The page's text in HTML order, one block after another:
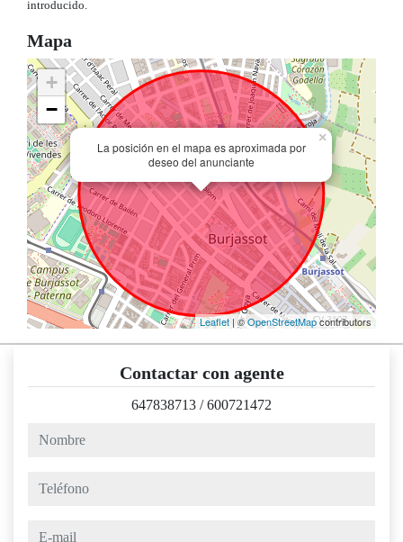
introducido.
Mapa
La posición en el mapa es aproximada por
deseo del anunciante
×
+
−
Leaflet | ©OpenStreetMapcontributors
Contactar con agente
647838713 /600721472
nombre
teléfono
e-mail